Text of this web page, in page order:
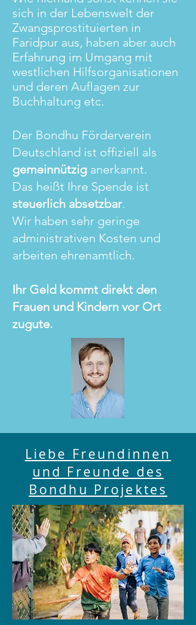
sich in der Lebenswelt der
Zwangsprostituierten in
Faridpur aus, haben aber auch
Erfahrung im Umgang mit
westlichen Hilfsorganisationen
und deren Auflagen zur
Buchhaltung etc.
Der Bondhu Förderverein
Deutschland ist offiziell als
gemeinnützig anerkannt.
Das heißt Ihre Spende ist
steuerlich absetzbar.
Wir haben sehr geringe
administrativen Kosten und
arbeiten ehrenamtlich.
Ihr Geld kommt direkt den
Frauen und Kindern vor Ort
zugute.
Liebe Freundinnen
und Freunde des
Bondhu Projektes